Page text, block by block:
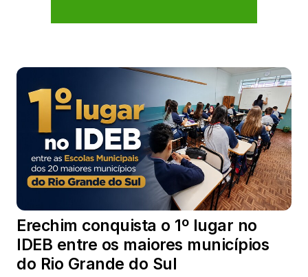
Erechim conquista o 1º lugar no
IDEB entre os maiores municípios
do Rio Grande do Sul